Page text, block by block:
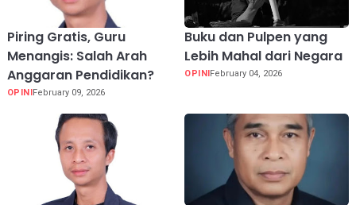
Piring Gratis, Guru
Menangis: Salah Arah
Anggaran Pendidikan?
OPINIFebruary 09, 2026
Buku dan Pulpen yang
Lebih Mahal dari Negara
OPINIFebruary 04, 2026